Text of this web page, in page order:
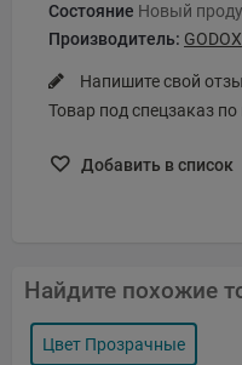
Состояние Новый
Производитель: GODOX
Напишите свой
Товар под спецзаказ по
Добавить в список
Найдите похожие
Цвет Прозрачные